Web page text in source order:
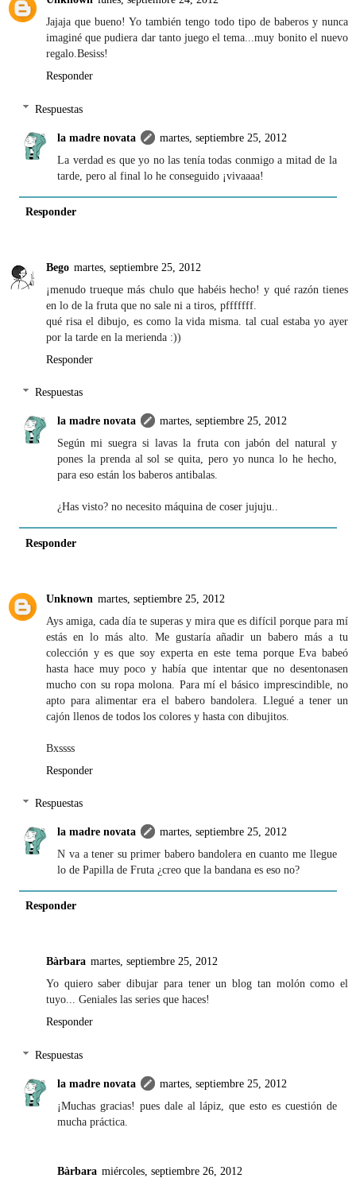
Jajaja que bueno! Yo también tengo todo tipo de baberos y nunca
imaginé que pudiera dar tanto juego el tema...muy bonito el nuevo
regalo.Besiss!
Responder
Respuestas
la madre novata
martes, septiembre 25, 2012
La verdad es que yo no las tenía todas conmigo a mitad de la
tarde, pero al final lo he conseguido ¡vivaaaa!
Responder
Bego martes, septiembre 25, 2012
¡menudo trueque más chulo que habéis hecho! y qué razón tienes
en lo de la fruta que no sale ni a tiros, pfffffff.
qué risa el dibujo, es como la vida misma. tal cual estaba yo ayer
por la tarde en la merienda :))
Responder
Respuestas
la madre novata
martes, septiembre 25, 2012
Según mi suegra si lavas la fruta con jabón del natural y
pones la prenda al sol se quita, pero yo nunca lo he hecho,
para eso están los baberos antibalas.
¿Has visto? no necesito máquina de coser jujuju..
Responder
Unknown martes, septiembre 25, 2012
Ays amiga, cada día te superas y mira que es difícil porque para mí
estás en lo más alto. Me gustaría añadir un babero más a tu
colección y es que soy experta en este tema porque Eva babeó
hasta hace muy poco y había que intentar que no desentonasen
mucho con su ropa molona. Para mí el básico imprescindible, no
apto para alimentar era el babero bandolera. Llegué a tener un
cajón llenos de todos los colores y hasta con dibujitos.
Bxssss
Responder
Respuestas
la madre novata
martes, septiembre 25, 2012
N va a tener su primer babero bandolera en cuanto me llegue
lo de Papilla de Fruta ¿creo que la bandana es eso no?
Responder
Bàrbara martes, septiembre 25, 2012
Yo quiero saber dibujar para tener un blog tan molón como el
tuyo... Geniales las series que haces!
Responder
Respuestas
la madre novata
martes, septiembre 25, 2012
¡Muchas gracias! pues dale al lápiz, que esto es cuestión de
mucha práctica.
Bàrbara miércoles, septiembre 26, 2012